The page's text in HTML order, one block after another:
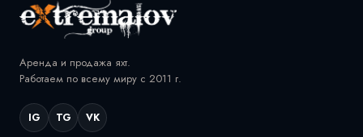
Аренда и продажа яхт.
Работаем по всему миру с 2011 г.
IG TG VK